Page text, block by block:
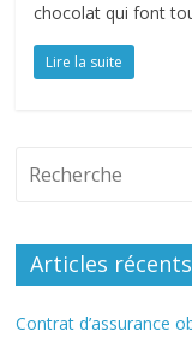
chocolat qui font
Lire la suite
Articles récents
Contrat d’assurance